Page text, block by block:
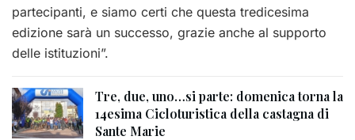
partecipanti, e siamo certi che questa tredicesima
edizione sarà un successo, grazie anche al supporto
delle istituzioni”.
Tre, due, uno…si parte: domenica torna la
14esima Cicloturistica della castagna di
Sante Marie